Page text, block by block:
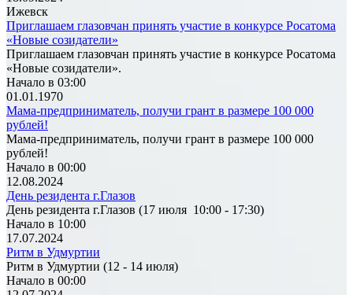
Ижевск
Приглашаем глазовчан принять участие в конкурсе Росатома
«Новые созидатели»
Приглашаем глазовчан принять участие в конкурсе Росатома
«Новые созидатели».
Начало в 03:00
01.01.1970
Мама-предприниматель, получи грант в размере 100 000
рублей!
Мама-предприниматель, получи грант в размере 100 000
рублей!
Начало в 00:00
12.08.2024
День резидента г.Глазов
День резидента г.Глазов (17 июля 10:00 - 17:30)
Начало в 10:00
17.07.2024
Ритм в Удмуртии
Ритм в Удмуртии (12 - 14 июля)
Начало в 00:00